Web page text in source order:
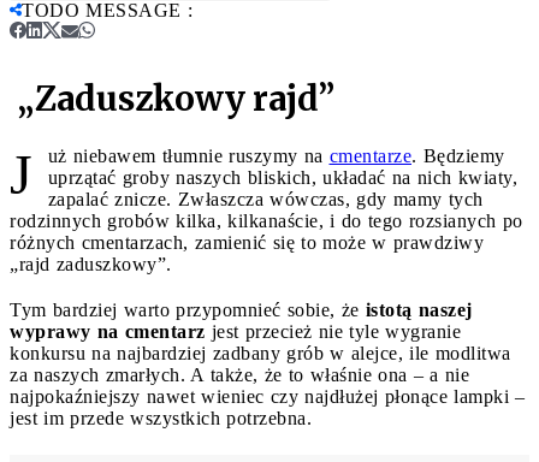
TODO MESSAGE :
„Zaduszkowy rajd”
J uż niebawem tłumnie ruszymy na cmentarze. Będziemy
uprzątać groby naszych bliskich, układać na nich kwiaty,
zapalać znicze. Zwłaszcza wówczas, gdy mamy tych
rodzinnych grobów kilka, kilkanaście, i do tego rozsianych po
różnych cmentarzach, zamienić się to może w prawdziwy
„rajd zaduszkowy”.
Tym bardziej warto przypomnieć sobie, że istotą naszej
wyprawy na cmentarz jest przecież nie tyle wygranie
konkursu na najbardziej zadbany grób w alejce, ile modlitwa
za naszych zmarłych. A także, że to właśnie ona – a nie
najpokaźniejszy nawet wieniec czy najdłużej płonące lampki –
jest im przede wszystkich potrzebna.